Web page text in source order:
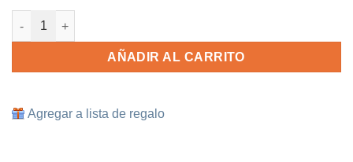
Cojín masajeador adaptable con embudo para Extractores
AÑADIR AL CARRITO
Agregar a lista de regalo